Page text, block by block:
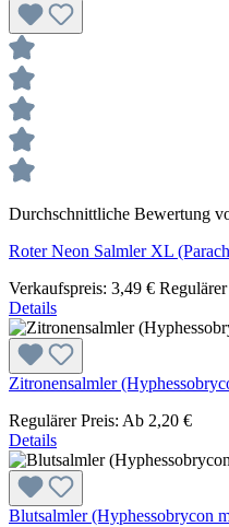
Durchschnittliche Bewertung
Roter Neon Salmler XL
Verkaufspreis: 3,49 €
Details
Zitronensalmler
Regulärer Preis: Ab 2,20 €
Details
Blutsalmler (Hyphessobrycon